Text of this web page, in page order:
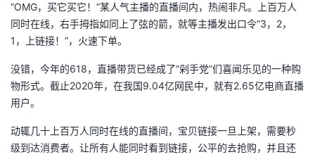
主
页
的
开
发
我
“OMG，买它买它！”某人气主播的直播间内，热闹非凡。上百万人
同时在线，右手拇指如同上了弦的箭，就等主播发出口令“3，2，
1，上链接！”，火速下单。
没错，今年的618，直播带货已经成了“剁手党”们喜闻乐见的一种购
物形式。截止2020年，在我国9.04亿网民中，就有2.65亿电商直播
用户。
动辄几十上百万人同时在线的直播间，宝贝链接一旦上架，需要秒
级到达消费者。让所有人能同时看到链接，公平的去抢购，并且还